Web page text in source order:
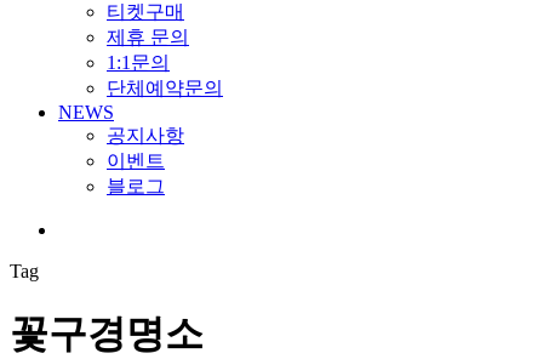
티켓구매
제휴 문의
1:1문의
단체예약문의
NEWS
공지사항
이벤트
블로그
Tag
꽃구경명소